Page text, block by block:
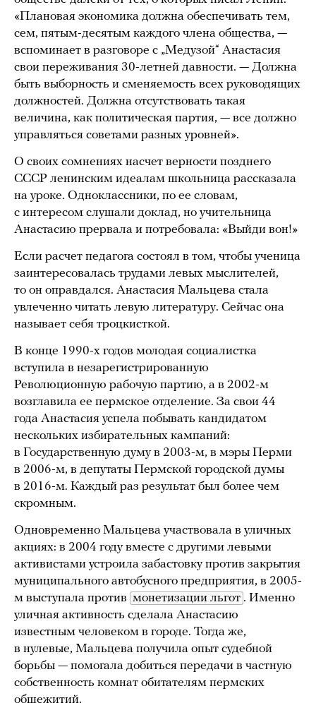
«Плановая экономика должна обеспечивать тем,
сем, пятым-десятым каждого члена общества, —
вспоминает в разговоре с „Медузой“ Анастасия
свои переживания 30-летней давности. — Должна
быть выборность и сменяемость всех руководящих
должностей. Должна отсутствовать такая
величина, как политическая партия, — все должно
управляться советами разных уровней».
О своих сомнениях насчет верности позднего
СССР ленинским идеалам школьница рассказала
на уроке. Одноклассники, по ее словам,
с интересом слушали доклад, но учительница
Анастасию прервала и потребовала: «Выйди вон!»
Если расчет педагога состоял в том, чтобы ученица
заинтересовалась трудами левых мыслителей,
то он оправдался. Анастасия Мальцева стала
увлеченно читать левую литературу. Сейчас она
называет себя троцкисткой.
В конце 1990-х годов молодая социалистка
вступила в незарегистрированную
Революционную рабочую партию, а в 2002-м
возглавила ее пермское отделение. За свои 44
года Анастасия успела побывать кандидатом
нескольких избирательных кампаний:
в Государственную думу в 2003-м, в мэры Перми
в 2006-м, в депутаты Пермской городской думы
в 2016-м. Каждый раз результат был более чем
скромным.
Одновременно Мальцева участвовала в уличных
акциях: в 2004 году вместе с другими левыми
активистами устроила забастовку против закрытия
муниципального автобусного предприятия, в 2005-
м выступала против монетизации льгот . Именно
уличная активность сделала Анастасию
известным человеком в городе. Тогда же,
в нулевые, Мальцева получила опыт судебной
борьбы — помогала добиться передачи в частную
собственность комнат обитателям пермских
общежитий.